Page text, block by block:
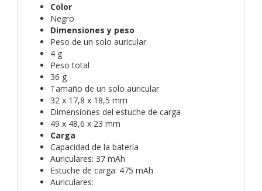
Color
Negro
Dimensiones y peso
Peso de un solo auricular
4 g
Peso total
36 g
Tamaño de un solo auricular
32 x 17,8 x 18,5 mm
Dimensiones del estuche de carga
49 x 48,6 x 23 mm
Carga
Capacidad de la batería
Auriculares: 37 mAh
Estuche de carga: 475 mAh
Auriculares: